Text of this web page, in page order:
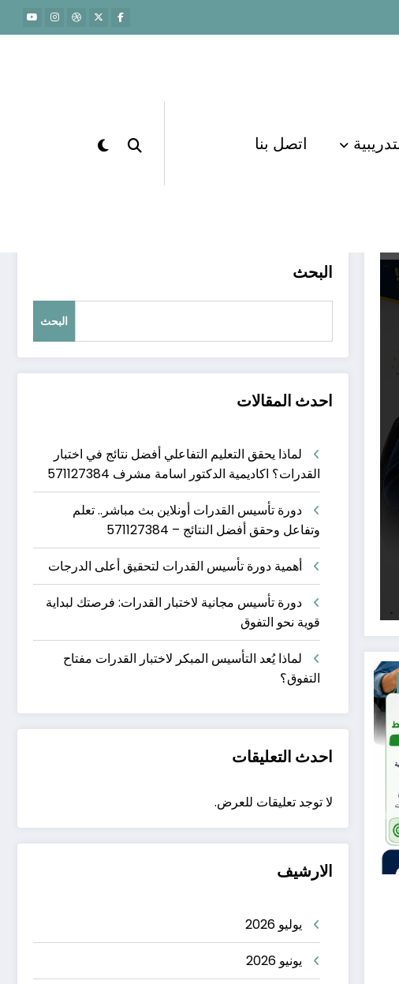
اتصل بنا
البحث
البحث
احدث المقالات
لماذا يحقق التعليم التفاعلي أفضل نتائج في اختبار
القدرات؟ اكاديمية الدكتور اسامة مشرف 571127384
دورة تأسيس القدرات أونلاين بث مباشر.. تعلم
وتفاعل وحقق أفضل النتائج – 571127384
أهمية دورة تأسيس القدرات لتحقيق أعلى الدرجات
دورة تأسيس مجانية لاختبار القدرات: فرصتك لبداية
قوية نحو التفوق
لماذا يُعد التأسيس المبكر لاختبار القدرات مفتاح
التفوق؟
احدث التعليقات
لا توجد تعليقات للعرض.
الارشيف
يوليو 2026
يونيو 2026